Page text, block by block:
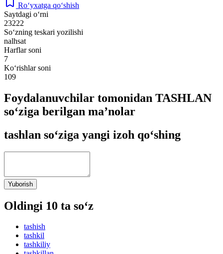
Ro‘yxatga qo‘shish
Saytdagi o‘rni
23222
So‘zning teskari yozilishi
nalhsat
Harflar soni
7
Ko‘rishlar soni
109
Foydalanuvchilar tomonidan TASHLAN
so‘ziga berilgan ma’nolar
tashlan so‘ziga yangi izoh qo‘shing
Yuborish
Oldingi 10 ta so‘z
tashish
tashkil
tashkiliy